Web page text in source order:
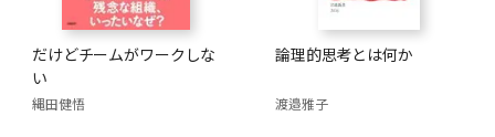
だけどチームがワークしな
い
縄田健悟
論理的思考とは何か
渡邉雅子